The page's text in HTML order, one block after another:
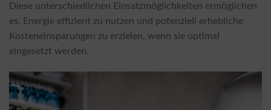
Diese unterschiedlichen Einsatzmöglichkeiten ermöglichen
es, Energie effizient zu nutzen und potenziell erhebliche
Kosteneinsparungen zu erzielen, wenn sie optimal
eingesetzt werden.